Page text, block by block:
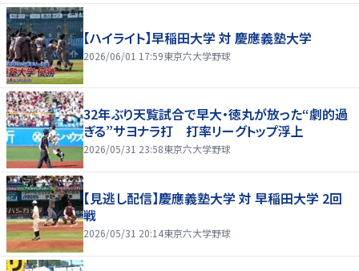
【ハイライト】早稲田大学 対 慶應義塾大学
2026/06/01 17:59東京六大学野球
32年ぶり天覧試合で早大・徳丸が放った“劇的過
ぎる”サヨナラ打 打率リーグトップ浮上
2026/05/31 23:58東京六大学野球
【見逃し配信】慶應義塾大学 対 早稲田大学 2回
戦
2026/05/31 20:14東京六大学野球